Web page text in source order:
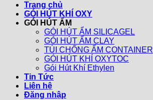
Trang chủ
GÓI HÚT KHÍ OXY
GÓI HÚT ẨM
GÓI HÚT ẨM SILICAGEL
GÓI HÚT ẨM CLAY
TÚI CHỐNG ẨM CONTAINER
GÓI HÚT KHÍ OXYTOC
Gói Hút Khí Ethylen
Tin Tức
Liên hệ
Đăng nhập